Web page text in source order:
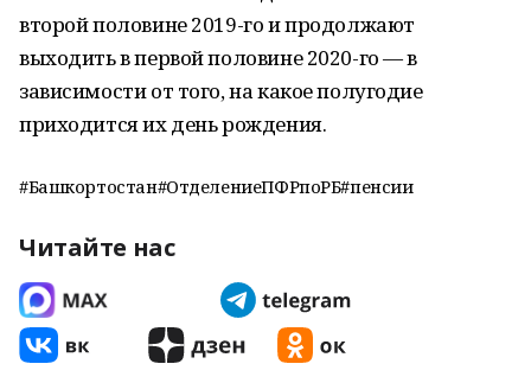
второй половине 2019-го и продолжают
выходить в первой половине 2020-го — в
зависимости от того, на какое полугодие
приходится их день рождения.
#Башкортостан#ОтделениеПФРпоРБ#пенсии
Читайте нас